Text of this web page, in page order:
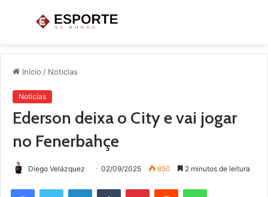
Menu
Início / Noticias
Noticias
Ederson deixa o City e vai jogar
no Fenerbahçe
Diego Velázquez 02/09/2025 850 2 minutos de leitura